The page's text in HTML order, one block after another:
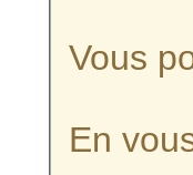
Vous
En